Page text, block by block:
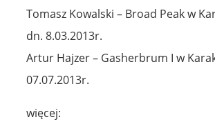
Tomasz Kowalski – Broad Peak w
dn. 8.03.2013r.
Artur Hajzer – Gasherbrum I w
07.07.2013r.
więcej: